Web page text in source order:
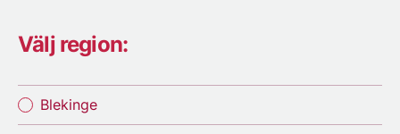
Välj region:
Blekinge